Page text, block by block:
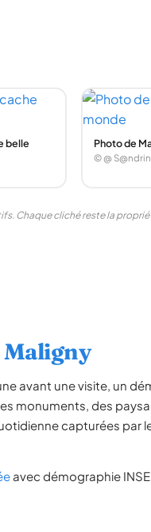
belle
Photo de
© @
Chaque cliché reste la
Maligny
avant une visite, un
monuments, des
capturées par
avec démographie